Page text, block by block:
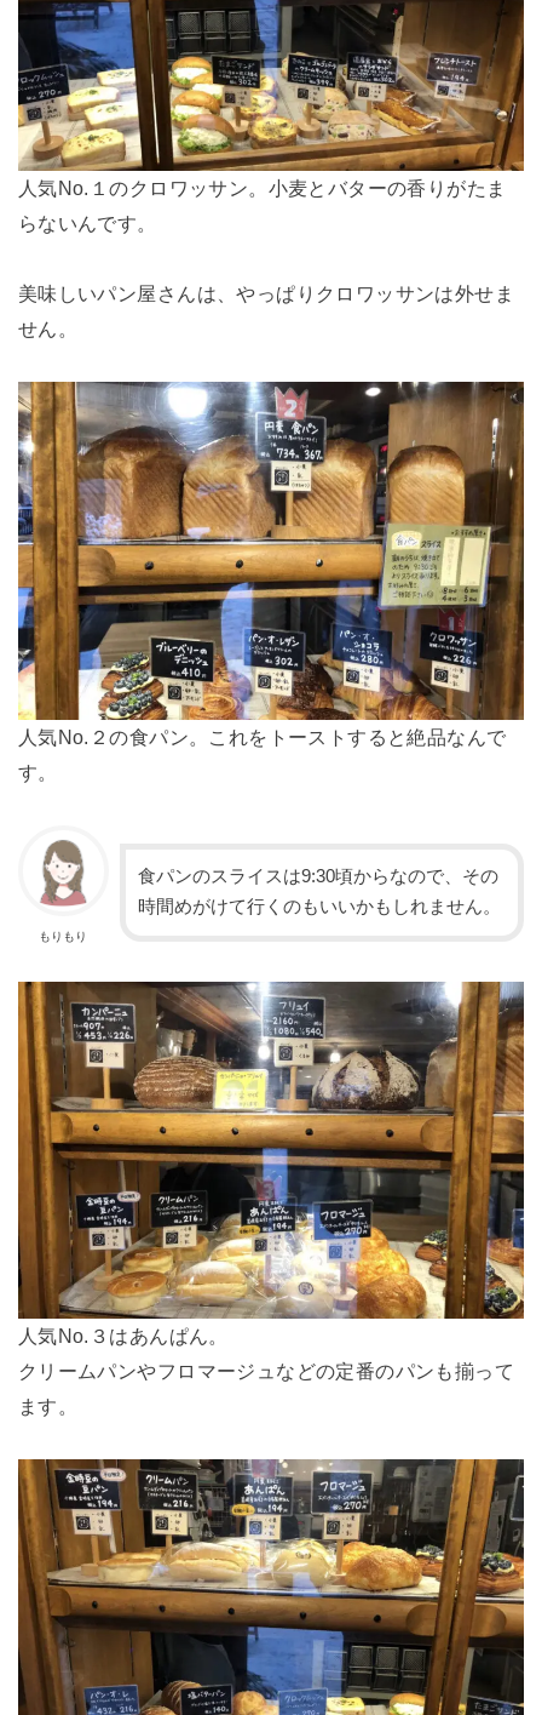
人気No.１のクロワッサン。小麦とバターの香りがたま
らないんです。
美味しいパン屋さんは、やっぱりクロワッサンは外せま
せん。
人気No.２の食パン。これをトーストすると絶品なんで
す。
もりもり
食パンのスライスは9:30頃からなので、その
時間めがけて行くのもいいかもしれません。
人気No.３はあんぱん。
クリームパンやフロマージュなどの定番のパンも揃って
ます。